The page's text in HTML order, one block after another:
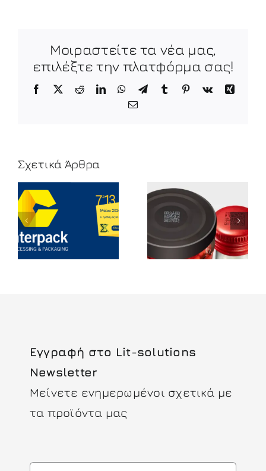
Μοιραστείτε τα νέα μας,
επιλέξτε την πλατφόρμα σας!
Facebook
X RedditLinkedInWhatsApp
TelegramTumblr Pinterest
Vk
Xing
Email
Σχετικά Άρθρα
Splitting 2D
Codes
GS1 Sunrise
2027
Εγγραφή στο Lit-solutions
Newsletter
Μείνετε ενημερωμένοι σχετικά με
τα προϊόντα μας